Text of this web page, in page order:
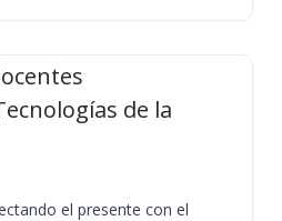
de la
el presente con el